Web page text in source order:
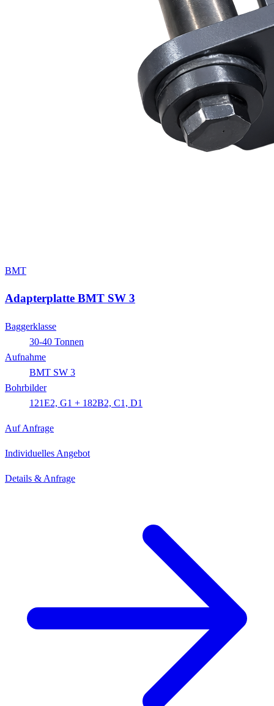
BMT
Adapterplatte BMT SW 3
Baggerklasse
30-40 Tonnen
Aufnahme
BMT SW 3
Bohrbilder
121E2, G1 + 182B2, C1, D1
Auf Anfrage
Individuelles Angebot
Details & Anfrage